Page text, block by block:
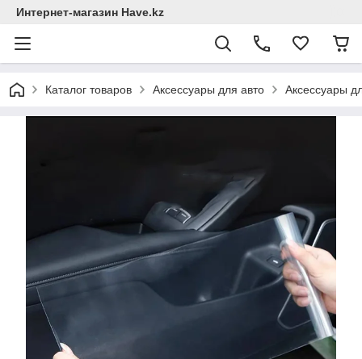
Интернет-магазин Have.kz
Каталог товаров Аксессуары для авто Аксессуары